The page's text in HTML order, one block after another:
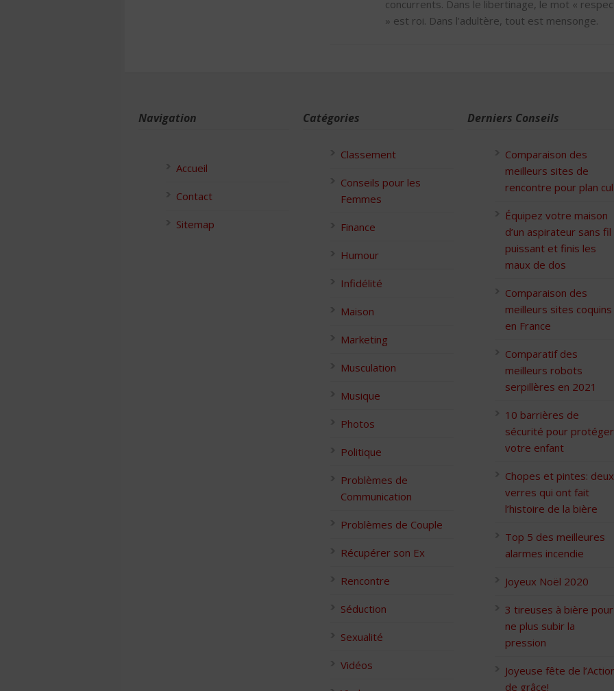
concurrents. Dans le libertinage, le mot «
» est roi. Dans l’adultère, tout est mensonge.
Navigation
Accueil
Contact
Sitemap
Catégories
Classement
Conseils pour les
Femmes
Finance
Humour
Infidélité
Maison
Marketing
Musculation
Musique
Photos
Politique
Problèmes de
Communication
Problèmes de Couple
Récupérer son Ex
Rencontre
Séduction
Sexualité
Vidéos
Derniers Conseils
Comparaison des
meilleurs sites de
rencontre pour plan cul
Équipez votre maison
d’un aspirateur sans fil
puissant et finis les
maux de dos
Comparaison des
meilleurs sites coquins
en France
Comparatif des
meilleurs robots
serpillères en 2021
10 barrières de
sécurité pour protéger
votre enfant
Chopes et pintes: deux
verres qui ont fait
l’histoire de la bière
Top 5 des meilleures
alarmes incendie
Joyeux Noël 2020
3 tireuses à bière pour
ne plus subir la
pression
Joyeuse fête de
de grâce!